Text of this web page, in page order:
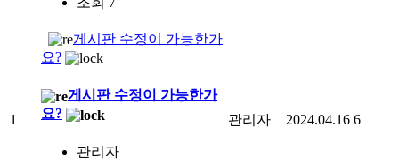
1
게시판 수정이 가능한가
요?
게시판 수정이 가능한가
요?
관리자
관리자 2024.04.16 6